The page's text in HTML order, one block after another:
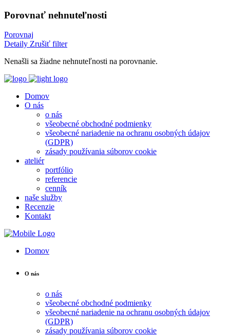
Porovnať nehnuteľnosti
Porovnaj
Detaily Zrušiť filter
Nenašli sa žiadne nehnuteľnosti na porovnanie.
Domov
O nás
o nás
všeobecné obchodné podmienky
všeobecné nariadenie na ochranu osobných údajov
(GDPR)
zásady používania súborov cookie
ateliér
portfólio
referencie
cenník
naše služby
Recenzie
Kontakt
Domov
O nás
o nás
všeobecné obchodné podmienky
všeobecné nariadenie na ochranu osobných údajov
(GDPR)
zásady používania súborov cookie